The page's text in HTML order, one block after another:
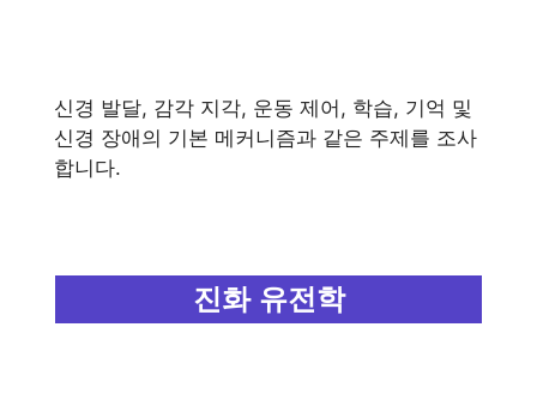
신경 발달, 감각 지각, 운동 제어, 학습, 기억 및
신경 장애의 기본 메커니즘과 같은 주제를 조사
합니다.
진화 유전학